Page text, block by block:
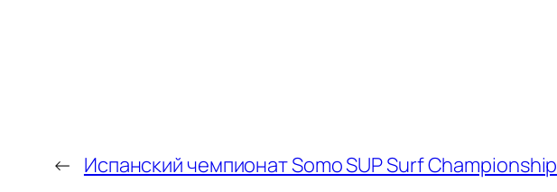
← Испанский чемпионат Somo SUP Surf Championship